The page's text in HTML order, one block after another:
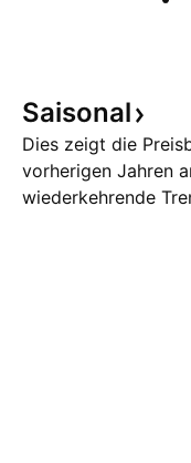
Saisonal
Dies zeigt die
vorherigen Jahren
wiederkehrende